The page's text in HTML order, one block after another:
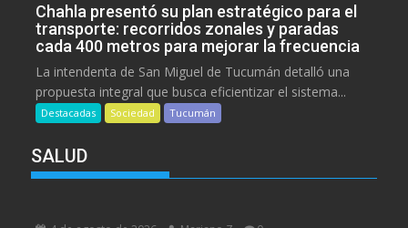
Chahla presentó su plan estratégico para el
transporte: recorridos zonales y paradas
cada 400 metros para mejorar la frecuencia
La intendenta de San Miguel de Tucumán detalló una
propuesta integral que busca eficientizar el sistema...
Destacadas Sociedad Tucumán
SALUD